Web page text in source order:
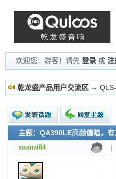
欢迎您：游客！请先 登录 或 注
乾龙盛产品用户交流区 →
新的主题
投票帖
交易帖
小字报
主题：QA390LE高频偏暗，有
xuanzi84 |